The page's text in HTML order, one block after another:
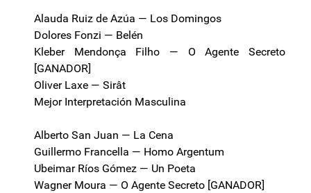
Alauda Ruiz de Azúa — Los Domingos
Dolores Fonzi — Belén
Kleber Mendonça Filho — O Agente Secreto
[GANADOR]
Oliver Laxe — Sirât
Mejor Interpretación Masculina
Alberto San Juan — La Cena
Guillermo Francella — Homo Argentum
Ubeimar Ríos Gómez — Un Poeta
Wagner Moura — O Agente Secreto [GANADOR]